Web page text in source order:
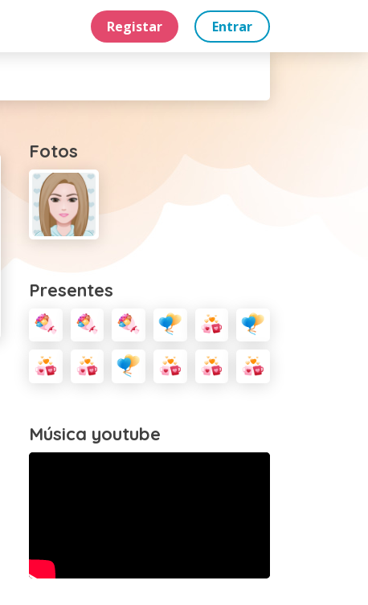
Registar Entrar
Fotos
Presentes
Música youtube